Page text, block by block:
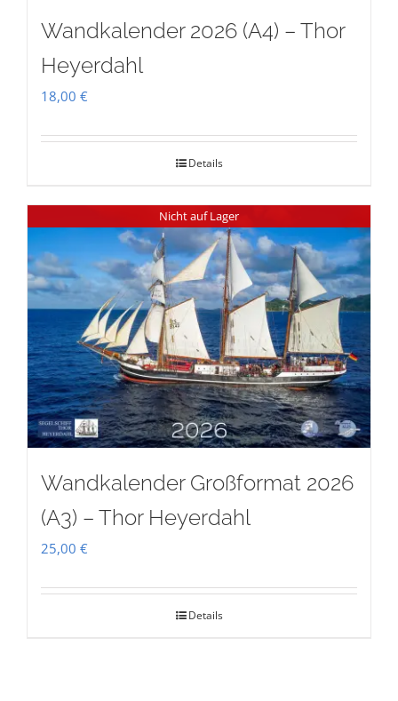
Wandkalender 2026 (A4) – Thor
Heyerdahl
18,00 €
Details
Nicht auf Lager
Wandkalender Großformat 2026
(A3) – Thor Heyerdahl
25,00 €
Details